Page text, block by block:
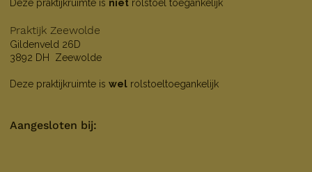
Aangesloten bij:
Deze praktijkruimte is nietrolstoel toegankelijk
Praktijk Zeewolde
Gildenveld 26D
3892 DH Zeewolde
Deze praktijkruimte is welrolstoeltoegankelijk